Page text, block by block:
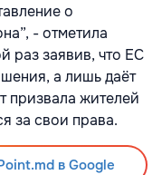
о
- отметила
раз заявив, что ЕС
а лишь даёт
призвала жителей
за свои права.
в Google